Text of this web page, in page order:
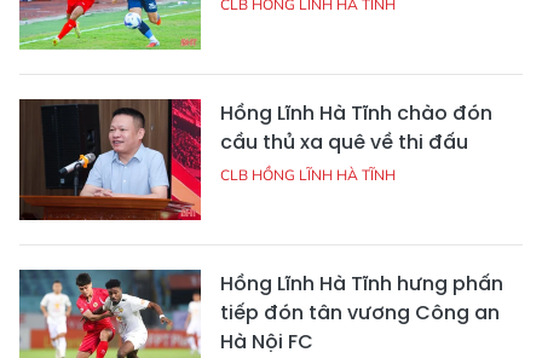
CLB HỒNG LĨNH HÀ TĨNH
Hồng Lĩnh Hà Tĩnh chào đón
cầu thủ xa quê về thi đấu
CLB HỒNG LĨNH HÀ TĨNH
Hồng Lĩnh Hà Tĩnh hưng phấn
tiếp đón tân vương Công an
Hà Nội FC